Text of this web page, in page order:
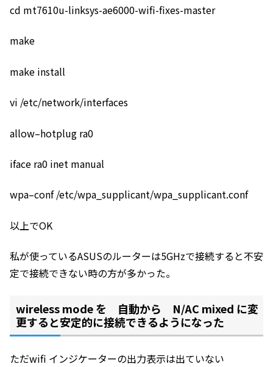
cd mt7610u-linksys-ae6000-wifi-fixes-master
make
make install
vi /etc/network/interfaces
allow–hotplug ra0
iface ra0 inet manual
wpa–conf /etc/wpa_supplicant/wpa_supplicant.conf
以上でOK
私が使っているASUSのルーターは5GHzで接続すると不安
定で接続できない時の方が多かった。
wireless mode を 自動から N/AC mixed に変
更すると安定的に接続できるようになった
ただwifi インジケーターの出力表示は出ていない